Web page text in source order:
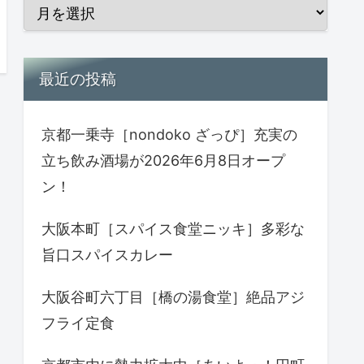
最近の投稿
京都一乗寺［nondoko ざっぴ］充実の
立ち飲み酒場が2026年6月8日オープ
ン！
大阪本町［スパイス食堂ニッキ］多彩な
旨口スパイスカレー
大阪谷町六丁目［橋の湯食堂］絶品アジ
フライ定食